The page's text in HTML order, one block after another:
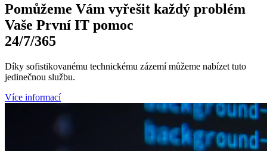
Pomůžeme Vám vyřešit každý problém
Vaše První IT pomoc
24/7/365
Díky sofistikovanému technickému zázemí můžeme nabízet tuto
jedinečnou službu.
Více informací